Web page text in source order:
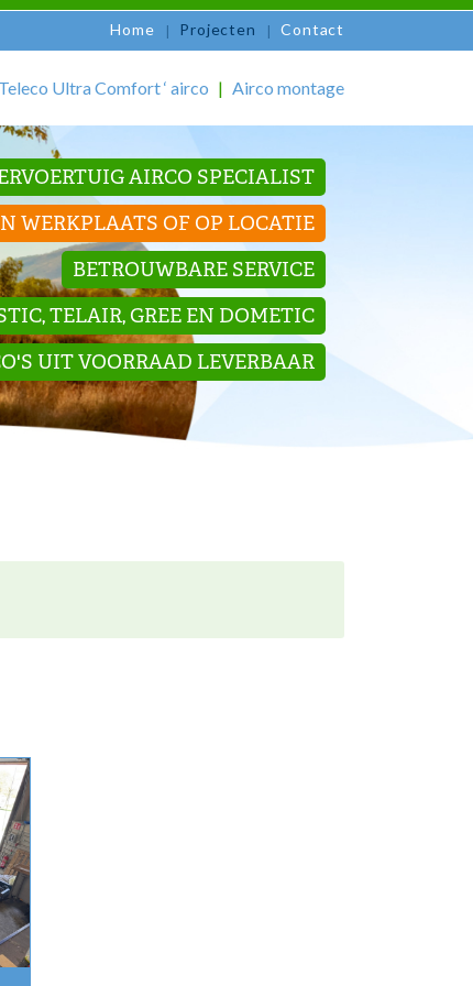
Home Projecten Contact
Ultra Comfort ‘ airco Airco montage
AIRCO SPECIALIST
WERKPLAATS OF OP LOCATIE
BETROUWBARE SERVICE
TELAIR, GREE EN DOMETIC
UIT VOORRAAD LEVERBAAR